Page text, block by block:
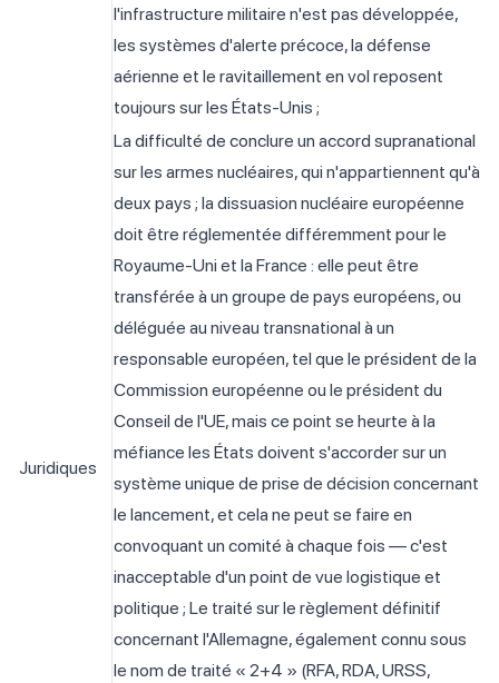
l'infrastructure militaire n'est pas développée,
les systèmes d'alerte précoce, la défense
aérienne et le ravitaillement en vol reposent
toujours sur les États-Unis ;
Juridiques
La difficulté de conclure un accord supranational
sur les armes nucléaires, qui n'appartiennent qu'à
deux pays ; la dissuasion nucléaire européenne
doit être réglementée différemment pour le
Royaume-Uni et la France : elle peut être
transférée à un groupe de pays européens, ou
déléguée au niveau transnational à un
responsable européen, tel que le président de la
Commission européenne ou le président du
Conseil de l'UE, mais ce point se heurte à la
méfiance les États doivent s'accorder sur un
système unique de prise de décision concernant
le lancement, et cela ne peut se faire en
convoquant un comité à chaque fois — c'est
inacceptable d'un point de vue logistique et
politique ; Le traité sur le règlement définitif
concernant l'Allemagne, également connu sous
le nom de traité « 2+4 » (RFA, RDA, URSS,